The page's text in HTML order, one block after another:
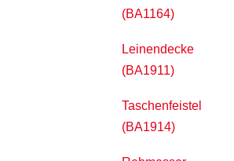
(BA1164)
Leinendecke
(BA1911)
Taschenfeistel
(BA1914)